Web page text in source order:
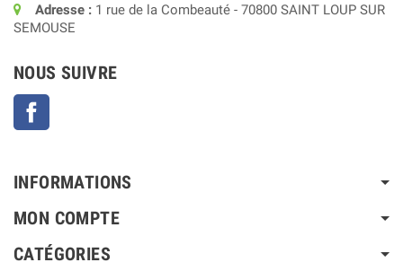
Adresse : 1 rue de la Combeauté - 70800 SAINT LOUP SUR
SEMOUSE
NOUS SUIVRE
INFORMATIONS
MON COMPTE
CATÉGORIES